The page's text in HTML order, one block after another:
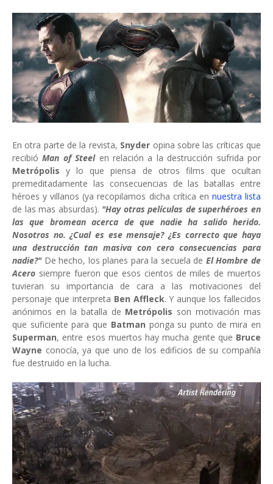
En otra parte de la revista, Snyder opina sobre las críticas que
recibióMan of Steelen relación a la destrucción sufrida por
Metrópolisy lo que piensa de otros films que ocultan
premeditadamente las consecuencias de las batallas entre
héroes y villanos (ya recopilamos dicha crítica en nuestra lista
de las mas absurdas). "Hay otras películas de superhéroes en
las que bromean acerca de que nadie ha salido herido.
Nosotros no. ¿Cual es ese mensaje? ¿Es correcto que haya
una destrucción tan masiva con cero consecuencias para
nadie?" De hecho, los planes para la secuela de El Hombre de
Acero siempre fueron que esos cientos de miles de muertos
tuvieran su importancia de cara a las motivaciones del
personaje que interpreta Ben Affleck. Y aunque los fallecidos
anónimos en la batalla de Metrópolis son motivación mas
que suficiente para que Batman ponga su punto de mira en
Superman, entre esos muertos hay mucha gente que Bruce
Wayne conocía, ya que uno de los edificios de su compañía
fue destruido en la lucha.